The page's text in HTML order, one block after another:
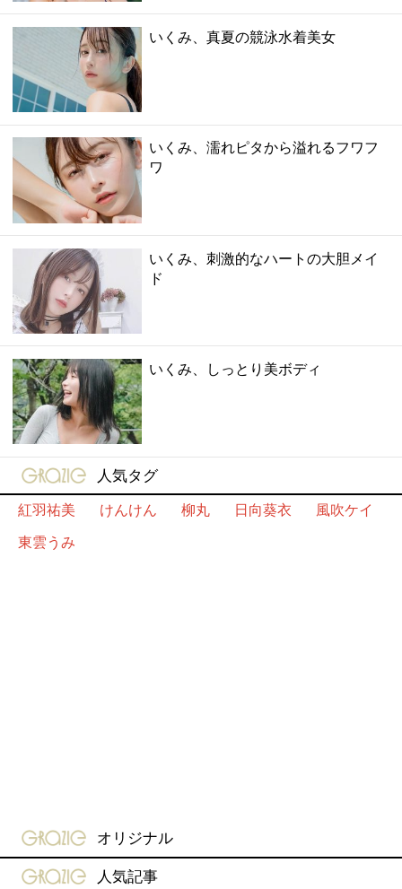
いくみ、真夏の競泳水着美女
いくみ、濡れピタから溢れるフワフ
ワ
いくみ、刺激的なハートの大胆メイ
ド
いくみ、しっとり美ボディ
gravure-grazie
人気タグ
紅羽祐美
けんけん 柳丸 日向葵衣
風吹ケイ
東雲うみ
gravure-grazie
オリジナル
gravure-grazie
人気記事